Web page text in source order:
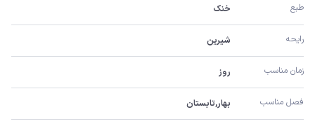
طبع خنک
رایحه شیرین
زمان مناسب روز
فصل مناسب بهار,تابستان